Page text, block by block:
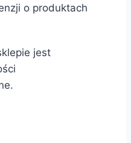
o produktach
jest